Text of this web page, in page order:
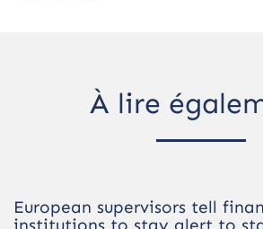
À lire
European supervisors tell
institutions to stay alert to